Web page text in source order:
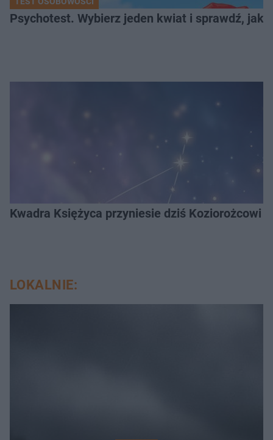
Psychotest. Wybierz jeden kwiat i sprawdź, jaki
Kwadra Księżyca przyniesie dziś Koziorożcowi
LOKALNIE: